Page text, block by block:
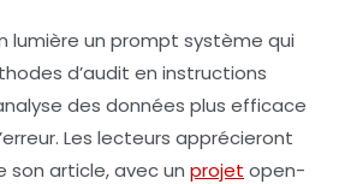
lumière un prompt système qui
d’audit en instructions
des données plus efficace
Les lecteurs apprécieront
son article, avec un projet open-